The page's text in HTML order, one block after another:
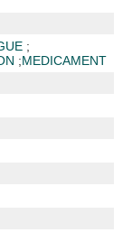
;
;MEDICAMENT